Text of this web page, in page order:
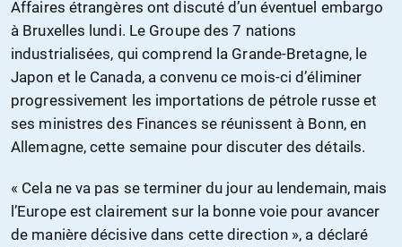
Affaires étrangères ont discuté d’un éventuel embargo
à Bruxelles lundi. Le Groupe des 7 nations
industrialisées, qui comprend la Grande-Bretagne, le
Japon et le Canada, a convenu ce mois-ci d’éliminer
progressivement les importations de pétrole russe et
ses ministres des Finances se réunissent à Bonn, en
Allemagne, cette semaine pour discuter des détails.
« Cela ne va pas se terminer du jour au lendemain, mais
l’Europe est clairement sur la bonne voie pour avancer
de manière décisive dans cette direction », a déclaré